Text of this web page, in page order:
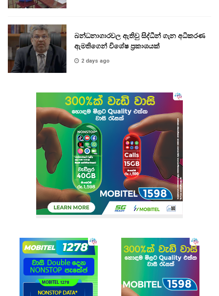
බන්ධනාගාරවල ඇතිවු සිද්ධීන් ගැන අධිකරණ
ඇමතිගෙන් විශේෂ ප්‍රකාශයක්
2 days ago